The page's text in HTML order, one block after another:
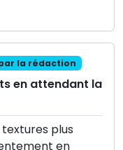
la rédaction
en attendant la
plus
en